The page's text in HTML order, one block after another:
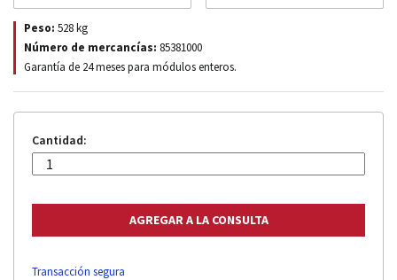
Peso: 528kg
Número de mercancías: 85381000
Garantía de 24 meses para módulos enteros.
Cantidad:
Transacción segura